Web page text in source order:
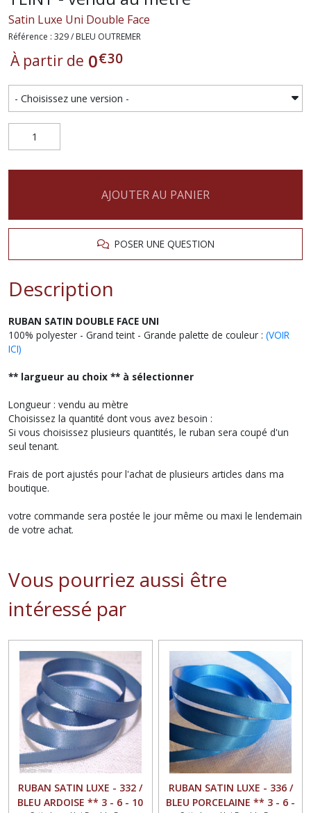
Satin Luxe Uni Double Face
Référence : 329 / BLEU OUTREMER
À partir de 0€30
AJOUTER AU PANIER
POSER UNE QUESTION
Description
RUBAN SATIN DOUBLE FACE UNI
100% polyester - Grand teint - Grande palette de couleur : (VOIR
ICI)
** largueur au choix ** à sélectionner
Longueur : vendu au mètre
Choisissez la quantité dont vous avez besoin :
Si vous choisissez plusieurs quantités, le ruban sera coupé d'un
seul tenant.
Frais de port ajustés pour l'achat de plusieurs articles dans ma
boutique.
votre commande sera postée le jour même ou maxi le lendemain
de votre achat.
Vous pourriez aussi être
intéressé par
RUBAN SATIN LUXE - 332 /
BLEU ARDOISE ** 3 - 6 - 10
RUBAN SATIN LUXE - 336 /
BLEU PORCELAINE ** 3 - 6 -